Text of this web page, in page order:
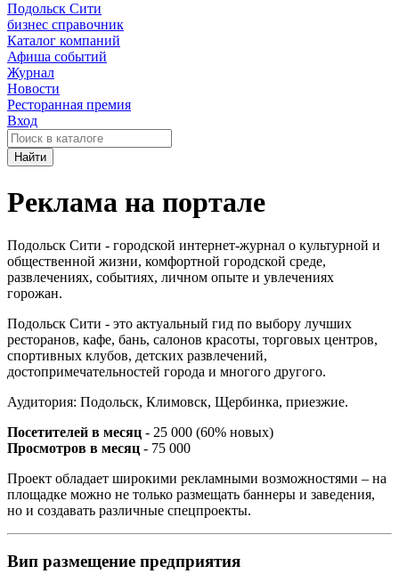
Подольск Сити
бизнес справочник
Каталог компаний
Афиша событий
Журнал
Новости
Ресторанная премия
Вход
Найти
Реклама на портале
Подольск Сити - городской интернет-журнал о культурной и
общественной жизни, комфортной городской среде,
развлечениях, событиях, личном опыте и увлечениях
горожан.
Подольск Сити - это актуальный гид по выбору лучших
ресторанов, кафе, бань, салонов красоты, торговых центров,
спортивных клубов, детских развлечений,
достопримечательностей города и многого другого.
Аудитория: Подольск, Климовск, Щербинка, приезжие.
Посетителей в месяц - 25 000 (60% новых)
Просмотров в месяц - 75 000
Проект обладает широкими рекламными возможностями – на
площадке можно не только размещать баннеры и заведения,
но и создавать различные спецпроекты.
Вип размещение предприятия